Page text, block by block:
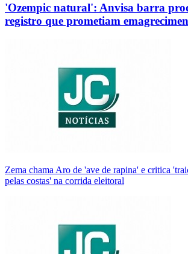
'Ozempic natural': Anvisa barra
registro que prometiam
Zema chama Aro de 'ave de rapina' e critica
pelas costas' na corrida eleitoral